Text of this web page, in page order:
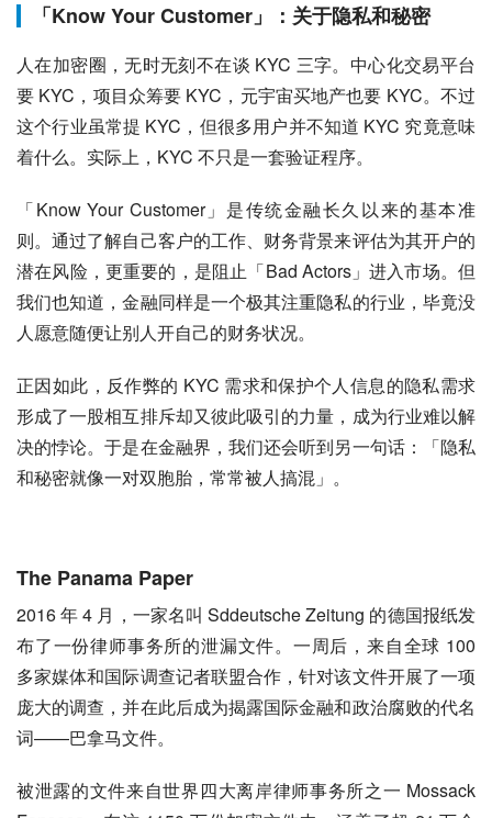
「Know Your Customer」：关于隐私和秘密
人在加密圈，无时无刻不在谈 KYC 三字。中心化交易平台
要 KYC，项目众筹要 KYC，元宇宙买地产也要 KYC。不过
这个行业虽常提 KYC，但很多用户并不知道 KYC 究竟意味
着什么。实际上，KYC 不只是一套验证程序。
「Know Your Customer」是传统金融长久以来的基本准
则。通过了解自己客户的工作、财务背景来评估为其开户的
潜在风险，更重要的，是阻止「Bad Actors」进入市场。但
我们也知道，金融同样是一个极其注重隐私的行业，毕竟没
人愿意随便让别人开自己的财务状况。
正因如此，反作弊的 KYC 需求和保护个人信息的隐私需求
形成了一股相互排斥却又彼此吸引的力量，成为行业难以解
决的悖论。于是在金融界，我们还会听到另一句话：「隐私
和秘密就像一对双胞胎，常常被人搞混」。
The Panama Paper
2016 年 4 月，一家名叫 Sddeutsche Zeitung 的德国报纸发
布了一份律师事务所的泄漏文件。一周后，来自全球 100
多家媒体和国际调查记者联盟合作，针对该文件开展了一项
庞大的调查，并在此后成为揭露国际金融和政治腐败的代名
词——巴拿马文件。
被泄露的文件来自世界四大离岸律师事务所之一 Mossack